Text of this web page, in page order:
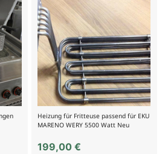
Heizung für Fritteuse passend für EKU
MARENO WERY 5500 Watt Neu
199,00€